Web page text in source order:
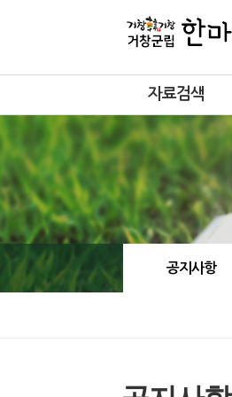
자료검색
공지사항